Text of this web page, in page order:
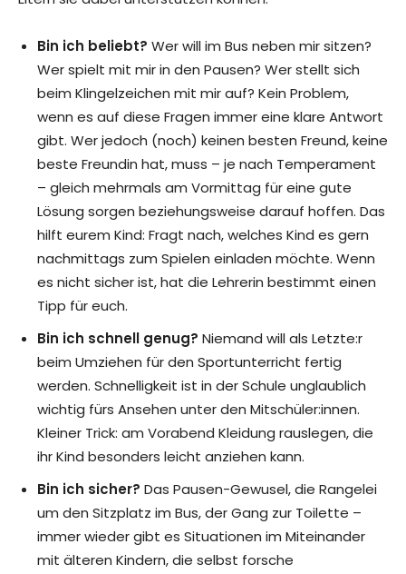
Bin ich beliebt? Wer will im Bus neben mir sitzen?
Wer spielt mit mir in den Pausen? Wer stellt sich
beim Klingelzeichen mit mir auf? Kein Problem,
wenn es auf diese Fragen immer eine klare Antwort
gibt. Wer jedoch (noch) keinen besten Freund, keine
beste Freundin hat, muss – je nach Temperament
– gleich mehrmals am Vormittag für eine gute
Lösung sorgen beziehungsweise darauf hoffen. Das
hilft eurem Kind: Fragt nach, welches Kind es gern
nachmittags zum Spielen einladen möchte. Wenn
es nicht sicher ist, hat die Lehrerin bestimmt einen
Tipp für euch.
Bin ich schnell genug? Niemand will als Letzte:r
beim Umziehen für den Sportunterricht fertig
werden. Schnelligkeit ist in der Schule unglaublich
wichtig fürs Ansehen unter den Mitschüler:innen.
Kleiner Trick: am Vorabend Kleidung rauslegen, die
ihr Kind besonders leicht anziehen kann.
Bin ich sicher? Das Pausen-Gewusel, die Rangelei
um den Sitzplatz im Bus, der Gang zur Toilette –
immer wieder gibt es Situationen im Miteinander
mit älteren Kindern, die selbst forsche